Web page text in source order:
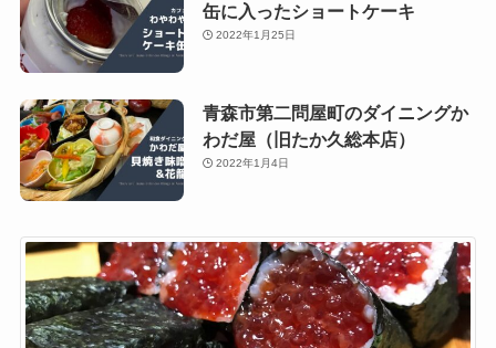
缶に入ったショートケーキ
2022年1月25日
青森市第二問屋町のダイニングか
わだ屋（旧たか久総本店）
2022年1月4日